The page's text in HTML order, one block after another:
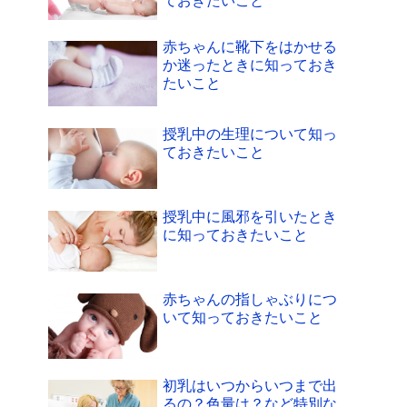
赤ちゃんに靴下をはかせる
か迷ったときに知っておき
たいこと
授乳中の生理について知っ
ておきたいこと
授乳中に風邪を引いたとき
に知っておきたいこと
赤ちゃんの指しゃぶりにつ
いて知っておきたいこと
初乳はいつからいつまで出